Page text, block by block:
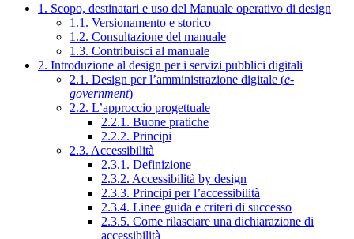
1. Scopo, destinatari e uso del Manuale operativo di design
1.1. Versionamento e storico
1.2. Consultazione del manuale
1.3. Contribuisci al manuale
2. Introduzione al design per i servizi pubblici digitali
2.1. Design per l’amministrazione digitale (e-
government)
2.2. L’approccio progettuale
2.2.1. Buone pratiche
2.2.2. Principi
2.3. Accessibilità
2.3.1. Definizione
2.3.2. Accessibilità by design
2.3.3. Principi per l’accessibilità
2.3.4. Linee guida e criteri di successo
2.3.5. Come rilasciare una dichiarazione di
accessibilità